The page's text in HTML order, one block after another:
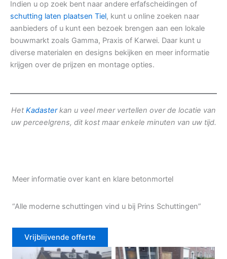
Indien u op zoek bent naar andere erfafscheidingen of
schutting laten plaatsen Tiel, kunt u online zoeken naar
aanbieders of u kunt een bezoek brengen aan een lokale
bouwmarkt zoals Gamma, Praxis of Karwei. Daar kunt u
diverse materialen en designs bekijken en meer informatie
krijgen over de prijzen en montage opties.
Het Kadasterkan u veel meer vertellen over de locatie van
uw perceelgrens, dit kost maar enkele minuten van uw tijd.
Meer informatie over kant en klare betonmortel
“Alle moderne schuttingen vind u bij Prins Schuttingen”
Vrijblijvende offerte